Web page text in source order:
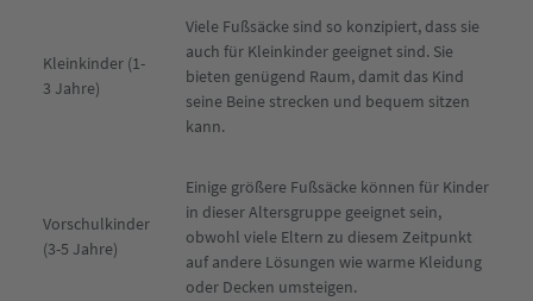
Kleinkinder (1-
3 Jahre)
Viele Fußsäcke sind so konzipiert, dass sie
auch für Kleinkinder geeignet sind. Sie
bieten genügend Raum, damit das Kind
seine Beine strecken und bequem sitzen
kann.
Vorschulkinder
(3-5 Jahre)
Einige größere Fußsäcke können für Kinder
in dieser Altersgruppe geeignet sein,
obwohl viele Eltern zu diesem Zeitpunkt
auf andere Lösungen wie warme Kleidung
oder Decken umsteigen.